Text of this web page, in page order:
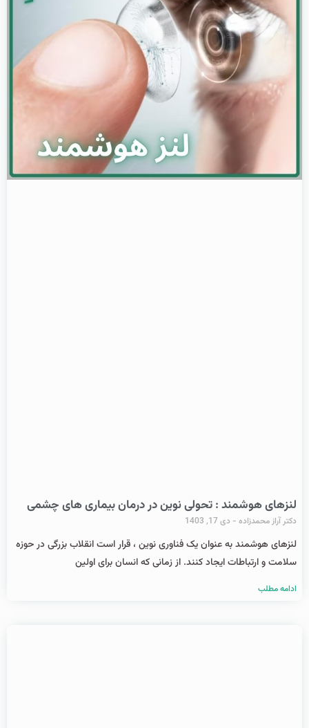
لنزهای هوشمند : تحولی نوین در درمان بیماری‌ های چشمی
دکتر آراز محمدزاده دی 17, 1403
لنزهای هوشمند به عنوان یک فناوری نوین ، قرار است انقلاب بزرگی در حوزه
سلامت و ارتباطات ایجاد کنند. از زمانی که انسان برای اولین
ادامه مطلب